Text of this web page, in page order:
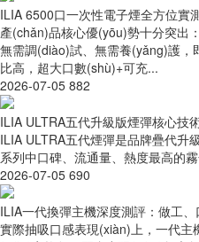
ILIA 6500口一次性電子煙全方位實
產(chǎn)品核心優(yōu)勢十分突出
無需調(diào)試、無需養(yǎng)護
比高，超大口數(shù)+可充...
2026-07-05 882
ILIA ULTRA五代升級版煙彈核心技
ILIA ULTRA五代煙彈是品牌疊代升
系列中口碑、流通量、熱度最高的
2026-07-05 690
ILIA一代換彈主機深度測評：做工
實際抽吸口感表現(xiàn)上，一代主